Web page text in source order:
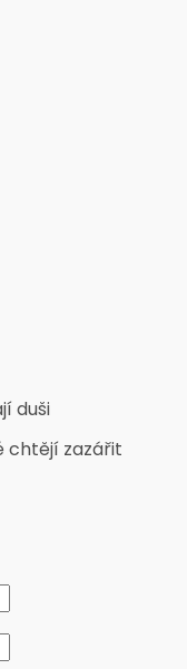
duši
chtějí zazářit